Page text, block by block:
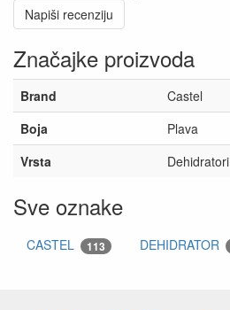
Napiši recenziju
Značajke proizvoda
Brand
Castel
Boja
Plava
Vrsta
Dehidratori
Sve oznake
CASTEL 113 DEHIDRATOR